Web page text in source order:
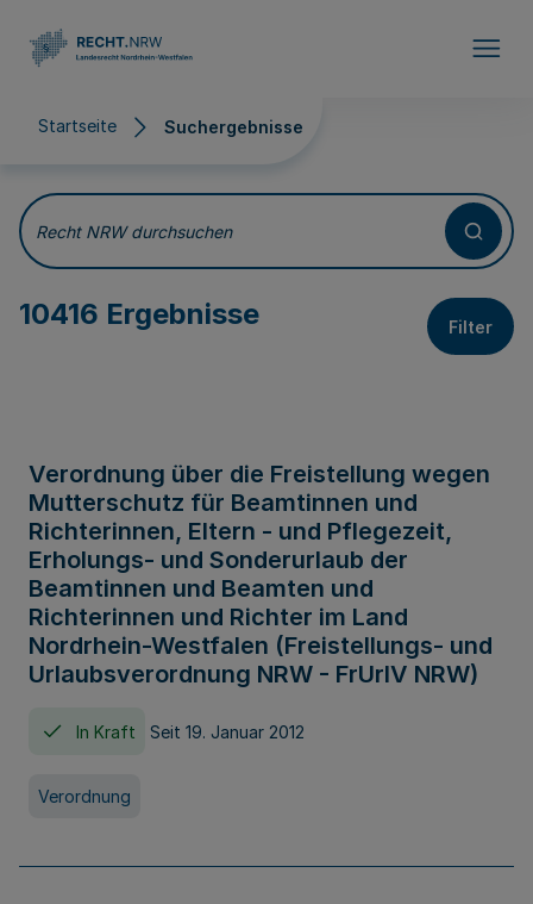
Startseite Suchergebnisse
Suchergebnisse
Recht NRW durchsuchen
10416 Ergebnisse Filter
Verordnung über die Freistellung wegen
Mutterschutz für Beamtinnen und
Richterinnen, Eltern - und Pflegezeit,
Erholungs- und Sonderurlaub der
Beamtinnen und Beamten und
Richterinnen und Richter im Land
Nordrhein-Westfalen (Freistellungs- und
Urlaubsverordnung NRW - FrUrlV NRW)
In Kraft Seit 19. Januar 2012
Verordnung